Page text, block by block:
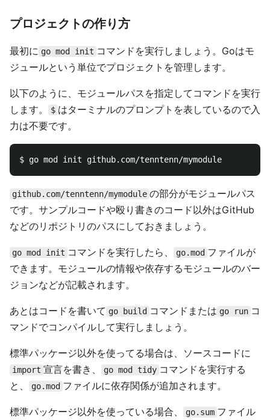
プロジェクトの作り方
最初に go mod init コマンドを実行しましょう。Goはモ
ジュールという単位でプロジェクトを管理します。
以下のように、モジュールパスを指定してコマンドを実行
します。
$ はターミナルのプロンプトを表しているので入
力は不要です。
github.com/tenntenn/mymodule の部分がモジュールパス
です。サンプルコードや殴り書きのコード以外はGitHub
などのリポジトリのパスにしておきましょう。
go mod init コマンドを実行したら、 go.mod ファイルが
できます。モジュールの情報や依存するモジュールのバー
ジョンなどが記載されます。
あとはコードを書いて go build コマンドまたは go run コ
マンドでコンパイルして実行しましょう。
標準パッケージ以外を使ってる場合は、ソースコードに
import 宣言を書き、 go mod tidy コマンドを実行する
と、
go.mod ファイルに依存関係が追加されます。
標準パッケージ以外を使っている場合、 go.sum ファイル